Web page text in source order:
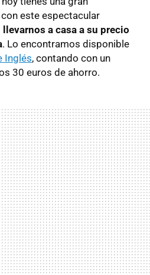
este espectacular
llevarnos a casa a su precio
. Lo encontramos disponible
Inglés, contando con un
30 euros de ahorro.